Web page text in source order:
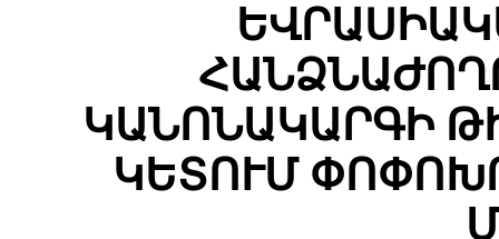
ԿԱՆՈՆԱԿԱՐԳԻ
ԿԵՏՈՒՄ